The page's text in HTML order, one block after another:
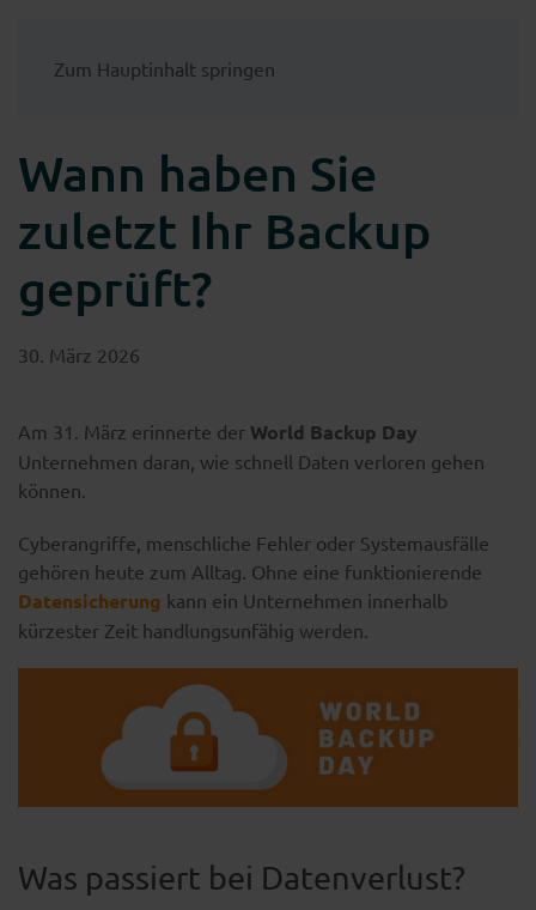
Zum Hauptinhalt springen
Wann haben Sie
zuletzt Ihr Backup
geprüft?
30. März 2026
Am 31. März erinnerte der World Backup Day
Unternehmen daran, wie schnell Daten verloren gehen
können.
Cyberangriffe, menschliche Fehler oder Systemausfälle
gehören heute zum Alltag. Ohne eine funktionierende
Datensicherung kann ein Unternehmen innerhalb
kürzester Zeit handlungsunfähig werden.
Was passiert bei Datenverlust?